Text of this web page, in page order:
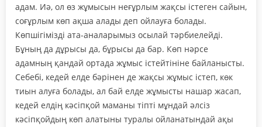
адам. Иә, ол өз жұмысын неғұрлым жақсы істеген сайын,
соғұрлым көп ақша алады деп ойлауға болады.
Көпшігімізді ата-аналарымыз осылай тәрбиелейді.
Бұның да дұрысы да, бұрысы да бар. Көп нәрсе
адамның қандай ортада жұмыс істейтініне байланысты.
Себебі, кедей елде бәрінен де жақсы жұмыс істеп, көк
тиын алуға болады, ал бай елде жұмысты нашар жасап,
кедей елдің кәсіпқой маманы тіпті мұндай әлсіз
кәсіпқойдың көп алатыны туралы ойланатындай ақы